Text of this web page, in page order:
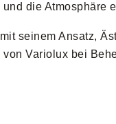
die Atmosphäre
seinem Ansatz,
Variolux bei